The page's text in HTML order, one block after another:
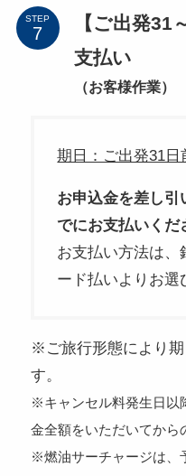
STEP
【ご出発31
支払い
（お客様作業）
期日：ご出発31日
お申込金を差し引
でにお支払いくだ
お支払い方法は、
ード払いよりお選
※ご旅行形態により
す。
※キャンセル料発生日以
金全額をいただいてから
※燃油サーチャージは、